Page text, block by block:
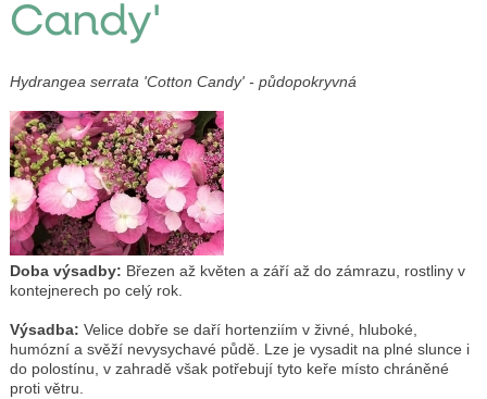
Candy'
Hydrangea serrata 'Cotton Candy' - půdopokryvná
Doba výsadby: Březen až květen a září až do zámrazu, rostliny v
kontejnerech po celý rok.
Výsadba: Velice dobře se daří hortenziím v živné, hluboké,
humózní a svěží nevysychavé půdě. Lze je vysadit na plné slunce i
do polostínu, v zahradě však potřebují tyto keře místo chráněné
proti větru.